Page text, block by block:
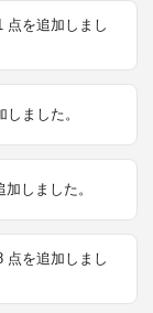
点を追加しまし
ました。
しました。
点を追加しまし